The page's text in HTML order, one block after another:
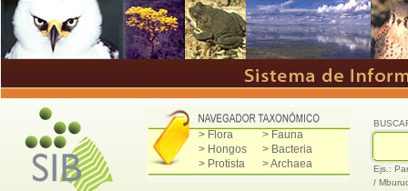
> Flora
> Fauna
> Hongos
> Bacteria
> Protista
> Archaea
Ejs.:
/